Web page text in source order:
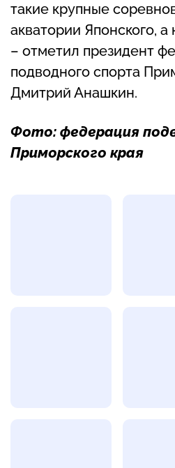
такие крупные
акватории Японского,
– отметил президент
подводного спорта
Дмитрий Анашкин.
Фото: федерация
Приморского края